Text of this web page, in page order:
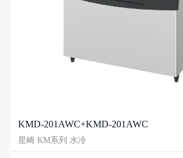
KMD-201AWC+KMD-201AWC
星崎 KM系列 水冷